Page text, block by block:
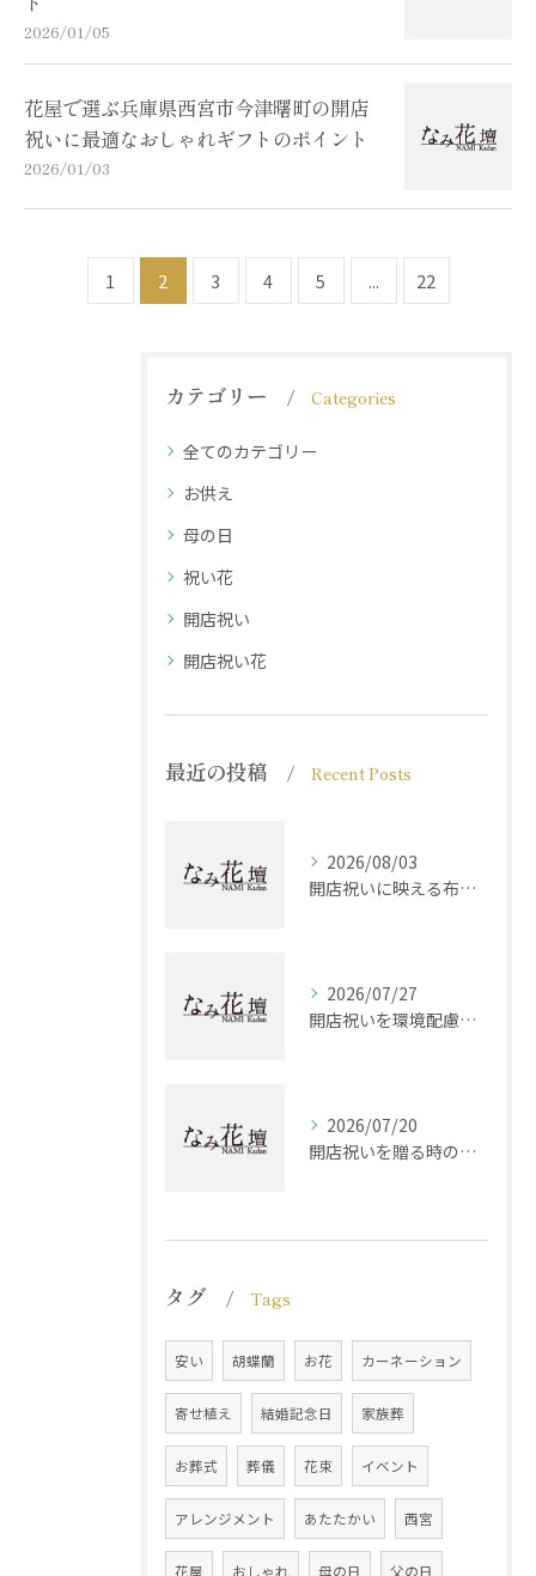
2026/01/05
花屋で選ぶ兵庫県西宮市今津曙町の開店
祝いに最適なおしゃれギフトのポイント
2026/01/03
1 2 3 4 5 ... 22
カテゴリー Categories
全てのカテゴリー
お供え
母の日
祝い花
開店祝い
開店祝い花
最近の投稿 Recent Posts
2026/08/03
開店祝いに映える布製品選びと兵庫県西宮市加古郡稲美町で贈る最適な組み合わせ方
2026/07/27
開店祝いを環境配慮で選ぶ現代志向ギフトとマナーの最新ガイド
2026/07/20
開店祝いを贈る時の視点と兵庫県西宮市神崎郡神河町で失敗しない選び方ガイド
タグ Tags
安い 胡蝶蘭 お花 カーネーション
寄せ植え 結婚記念日 家族葬
お葬式 葬儀 花束 イベント
アレンジメント あたたかい 西宮
花屋 おしゃれ 母の日 父の日